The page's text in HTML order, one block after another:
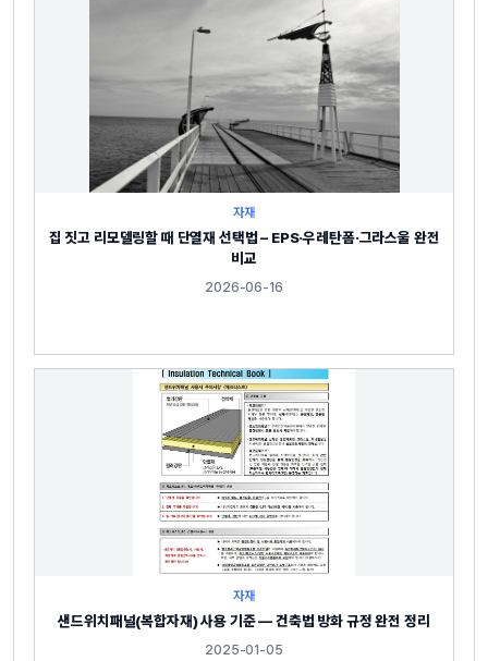
자재
집 짓고 리모델링할 때 단열재 선택법 – EPS·우레탄폼·그라스울 완전
비교
2026-06-16
자재
샌드위치패널(복합자재) 사용 기준 — 건축법 방화 규정 완전 정리
2025-01-05